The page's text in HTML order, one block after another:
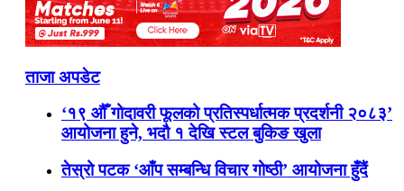
ताजा अपडेट
‘१९ औँ गोदावरी फूलको प्रतिस्पर्धात्मक प्रदर्शनी २०८३’
आयोजना हुने, भदौ १ देखि स्टल बुकिङ खुला
तेस्रो पटक ‘आँप सम्बन्धि विचार गोष्ठी’ आयोजना हुँदैं